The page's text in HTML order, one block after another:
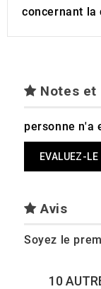
concernant la
Notes et
personne n'a
EVALUEZ-LE
Avis
Soyez le
10